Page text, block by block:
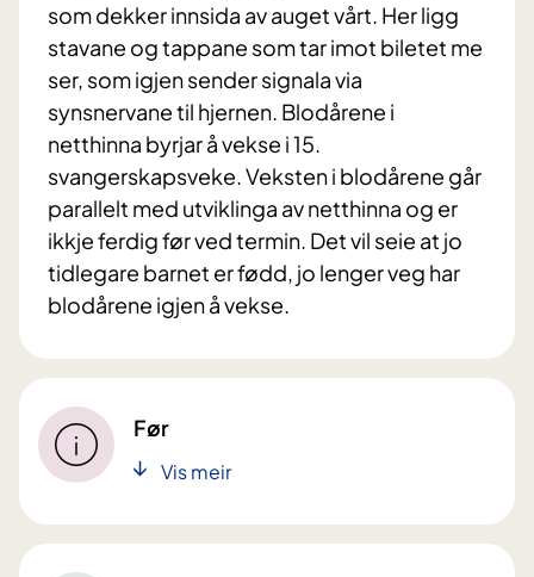
som dekker innsida av auget vårt. Her ligg
stavane og tappane som tar imot biletet me
ser, som igjen sender signala via
synsnervane til hjernen. Blodårene i
netthinna byrjar å vekse i 15.
svangerskapsveke. Veksten i blodårene går
parallelt med utviklinga av netthinna og er
ikkje ferdig før ved termin. Det vil seie at jo
tidlegare barnet er fødd, jo lenger veg har
blodårene igjen å vekse.
Før
Vis meir